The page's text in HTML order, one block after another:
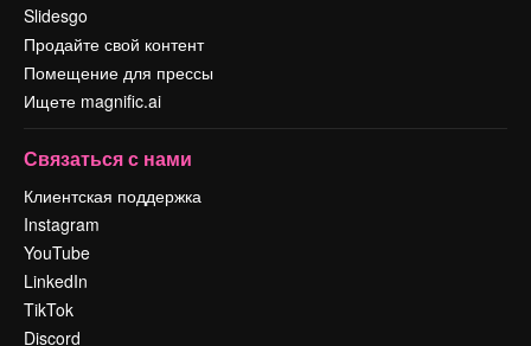
Slidesgo
Продайте свой контент
Помещение для прессы
Ищете magnific.ai
Связаться с нами
Клиентская поддержка
Instagram
YouTube
LinkedIn
TikTok
Discord